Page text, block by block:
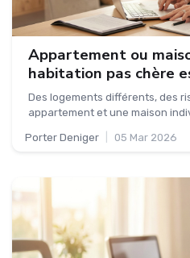
Appartement ou
habitation pas chère
Des logements différents, des
appartement et une maison
Porter Deniger 05 Mar 2026